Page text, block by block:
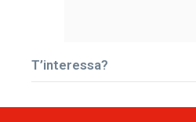
T’interessa?